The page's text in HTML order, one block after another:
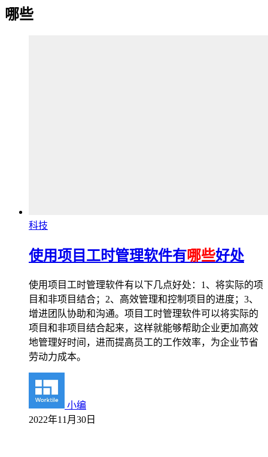
哪些
科技
使用项目工时管理软件有哪些好处
使用项目工时管理软件有以下几点好处：1、将实际的项
目和非项目结合；2、高效管理和控制项目的进度；3、
增进团队协助和沟通。项目工时管理软件可以将实际的
项目和非项目结合起来，这样就能够帮助企业更加高效
地管理好时间，进而提高员工的工作效率，为企业节省
劳动力成本。
小编
2022年11月30日